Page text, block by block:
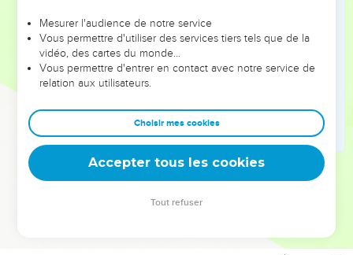
royaume de Dieu.
Mais le fruit de l'Esprit, c'est l'amour, la joie, la paix, la
patience, la bonté, la bienveillance, la foi, la douceur, la
maîtrise de soi.
Contre de telles attitudes, il n’y a pas de loi.
Ceux qui appartiennent à [Jésus-]Christ ont crucifié leur
nature propre avec ses passions et ses désirs.
Si nous vivons par l'Esprit, laissons-nous aussi conduire
Mesurer l'audience de notre service
Vous permettre d'utiliser des services tiers tels que de la
vidéo, des cartes du monde…
Vous permettre d'entrer en contact avec notre service de
relation aux utilisateurs.
Choisir mes cookies
Accepter tous les cookies
Tout refuser